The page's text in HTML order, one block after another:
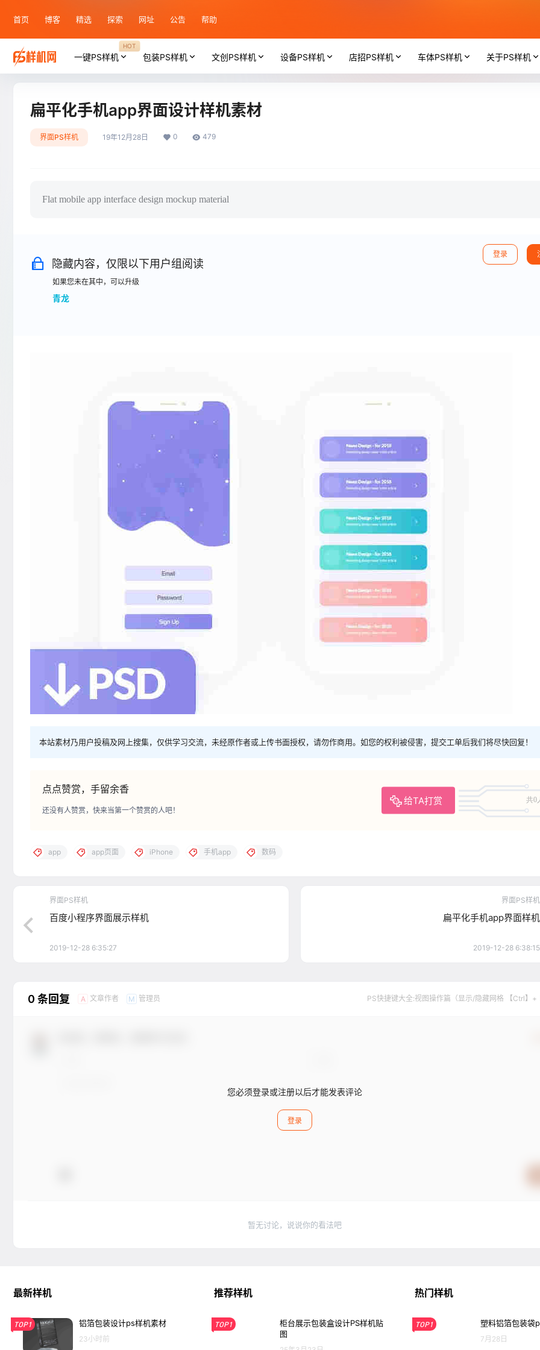
首页 博客 精选 探索 网址 公告 帮助
一键PS样机
HOT
包装PS样机 文创PS样机 设备PS样机 店招PS样机 车体PS样机 关于PS样机
扁平化手机app界面设计样机素材
界面PS样机 19年12月28日 0 479
Flat mobile app interface design mockup material
隐藏内容，仅限以下用户组阅读
如果您未在其中，可以升级
青龙
登录
本站素材乃用户投稿及网上搜集，仅供学习交流，未经原作者或上传书面授权，请勿作商用。如您的权利被侵害，提交工单后我们将尽快回复！
点点赞赏，手留余香
给TA打赏 共0
还没有人赞赏，快来当第一个赞赏的人吧！
app app页面 iPhone 手机app 数码
界面PS样机
百度小程序界面展示样机
2019-12-28 6:35:27
界面PS样机
扁平化手机app界面样机
2019-12-28 6:38:15
0 条回复 A 文章作者 M 管理员 PS快捷键大全:视图操作篇（显示/隐藏网格 【Ctrl】+
您必须登录或注册以后才能发表评论
登录
暂无讨论，说说你的看法吧
最新样机
TOP1 铝箔包装设计ps样机素材
23小时前
推荐样机
TOP1
柜台展示包装盒设计PS样机贴
图
热门样机
TOP1 塑料铝箔包装袋
7月28日